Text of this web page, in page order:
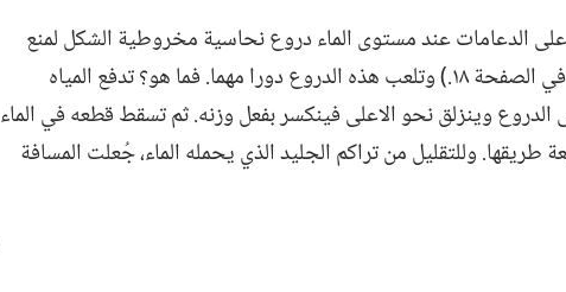
الدعامات عند مستوى الماء دروع نحاسية مخروطية الشكل لمنع
تراكم الجليد.‏ (‏انظر الرسم في الصفحة ١٨.‏)‏ وتلعب هذه الدروع دورا مهما.‏ فما هو؟‏ تدفع المياه
وينزلق نحو الاعلى فينكسر بفعل وزنه.‏ ثم تسقط قطعه في الماء
طريقها.‏ وللتقليل من تراكم الجليد الذي يحمله الماء،‏ جُعلت المسافة